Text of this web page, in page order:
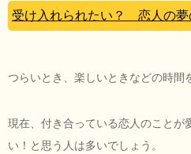
受け入れられたい？ 恋人の夢
つらいとき、楽しいときなどの時間
現在、付き合っている恋人のことが
い！と思う人は多いでしょう。